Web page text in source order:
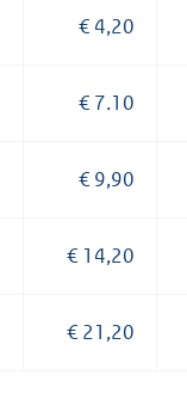
€ 4,20
€ 7.10
€ 9,90
€ 14,20
€ 21,20